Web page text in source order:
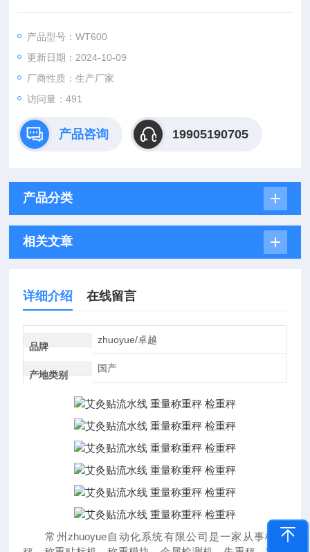
线，量程600g适用范围广，速度200包兼容市面95%包装速度。
产品型号：WT600
更新日期：2024-10-09
厂商性质：生产厂家
访问量：491
产品咨询 19905190705
产品分类
相关文章
详细介绍 在线留言
品牌
zhuoyue/卓越
产地类别
国产
常州zhuoyue自动化系统有限公司是一家从事检重